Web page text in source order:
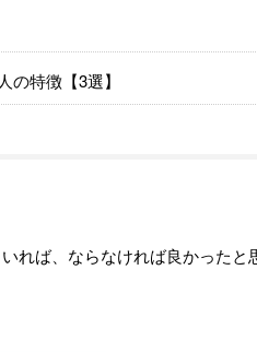
特徴【3選】
れば、ならなければ良かったと